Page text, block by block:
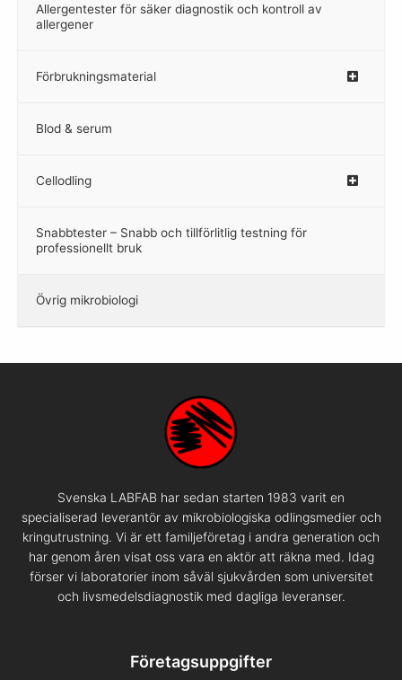
Allergentester för säker diagnostik och kontroll av
allergener
–
Förbrukningsmaterial
Blod & serum
Cellodling
–
Snabbtester – Snabb och tillförlitlig testning för
professionellt bruk
–
Övrig mikrobiologi
–
Svenska LABFAB har sedan starten 1983 varit en
specialiserad leverantör av mikrobiologiska odlingsmedier och
kringutrustning. Vi är ett familjeföretag i andra generation och
har genom åren visat oss vara en aktör att räkna med. Idag
förser vi laboratorier inom såväl sjukvården som universitet
och livsmedelsdiagnostik med dagliga leveranser.
Företagsuppgifter